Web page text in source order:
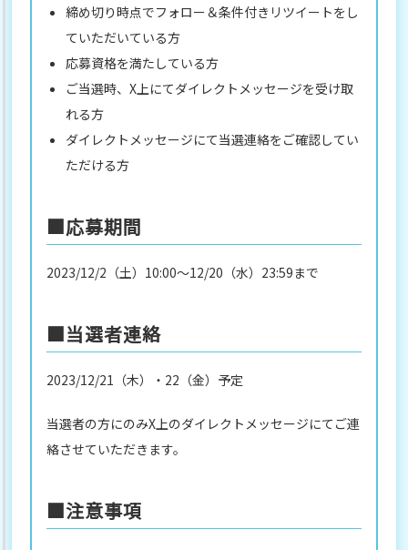
締め切り時点でフォロー＆条件付きリツイートをし
ていただいている方
応募資格を満たしている方
ご当選時、X上にてダイレクトメッセージを受け取
れる方
ダイレクトメッセージにて当選連絡をご確認してい
ただける方
■応募期間
2023/12/2（土）10:00～12/20（水）23:59まで
■当選者連絡
2023/12/21（木）・22（金）予定
当選者の方にのみX上のダイレクトメッセージにてご連
絡させていただきます。
■注意事項